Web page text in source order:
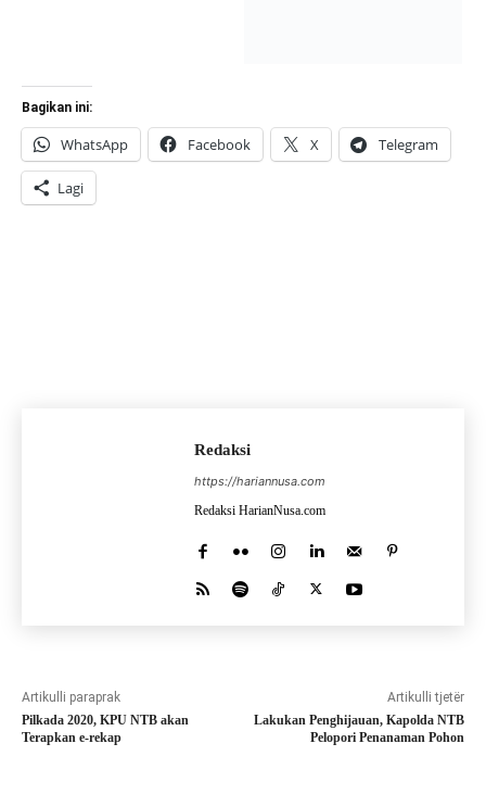
Bagikan ini:
WhatsApp Facebook X Telegram
Lagi
Redaksi
https://hariannusa.com
Redaksi HarianNusa.com
Artikulli paraprak
Pilkada 2020, KPU NTB akan
Terapkan e-rekap
Artikulli tjetër
Lakukan Penghijauan, Kapolda NTB
Pelopori Penanaman Pohon